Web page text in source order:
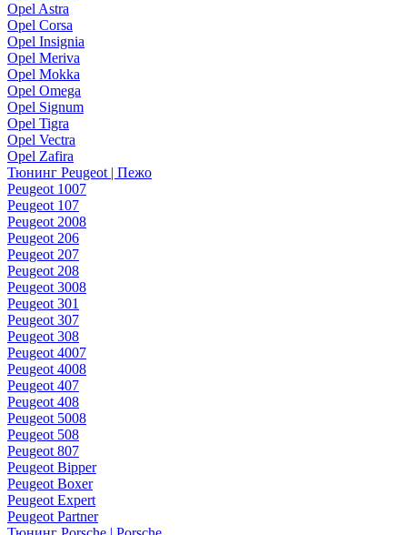
Opel Astra
Opel Corsa
Opel Insignia
Opel Meriva
Opel Mokka
Opel Omega
Opel Signum
Opel Tigra
Opel Vectra
Opel Zafira
Тюнинг Peugeot | Пежо
Peugeot 1007
Peugeot 107
Peugeot 2008
Peugeot 206
Peugeot 207
Peugeot 208
Peugeot 3008
Peugeot 301
Peugeot 307
Peugeot 308
Peugeot 4007
Peugeot 4008
Peugeot 407
Peugeot 408
Peugeot 5008
Peugeot 508
Peugeot 807
Peugeot Bipper
Peugeot Boxer
Peugeot Expert
Peugeot Partner